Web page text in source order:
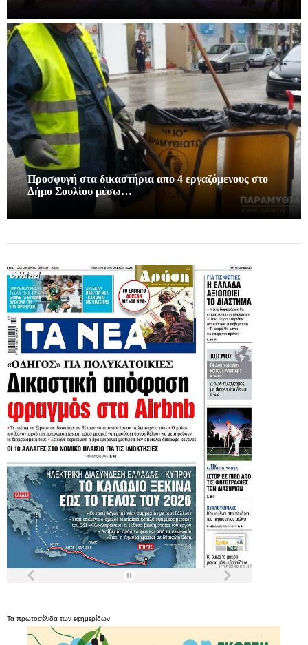
Προσφυγή στα δικαστήρια απο 4 εργαζόμενους στο
Δήμο Σουλίου μέσω…
Τα πρωτοσέλιδα των εφημερίδων